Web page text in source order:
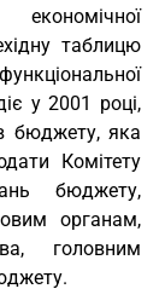
економічної
таблицю
у 2001 році,
бюджету, яка
Комітету
бюджету,
органам,
головним